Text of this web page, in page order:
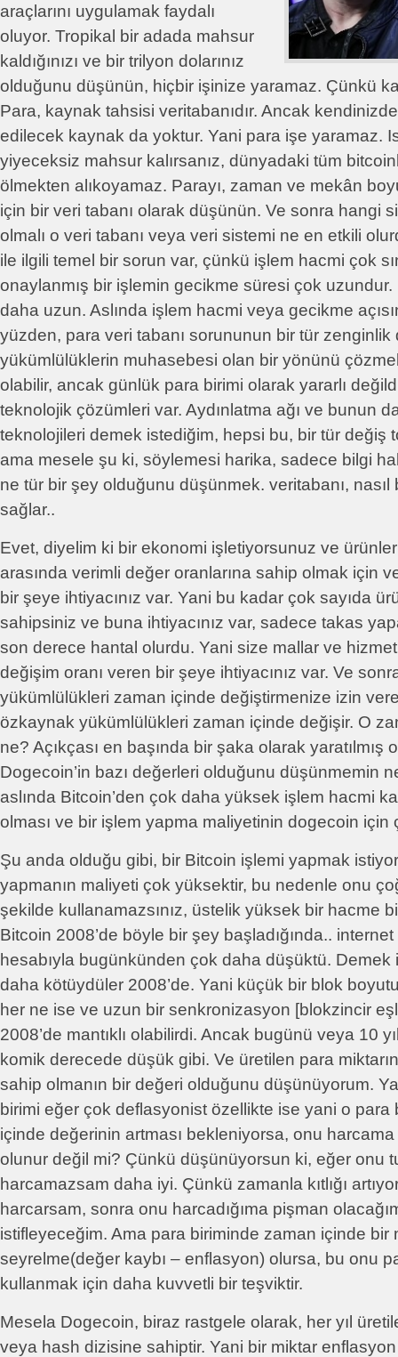
araçlarını uygulamak faydalı
oluyor. Tropikal bir adada mahsur
kaldığınızı ve bir trilyon dolarınız
olduğunu düşünün, hiçbir işinize yaramaz. Çünkü
Para, kaynak tahsisi veritabanıdır. Ancak
edilecek kaynak da yoktur. Yani para işe yaramaz.
yiyeceksiz mahsur kalırsanız, dünyadaki tüm
ölmekten alıkoyamaz. Parayı, zaman ve mekân
için bir veri tabanı olarak düşünün. Ve sonra hangi
olmalı o veri tabanı veya veri sistemi ne en etkili
ile ilgili temel bir sorun var, çünkü işlem hacmi çok
onaylanmış bir işlemin gecikme süresi çok
daha uzun. Aslında işlem hacmi veya gecikme
yüzden, para veri tabanı sorununun bir tür
yükümlülüklerin muhasebesi olan bir yönünü
olabilir, ancak günlük para birimi olarak yararlı
teknolojik çözümleri var. Aydınlatma ağı ve bunun
teknolojileri demek istediğim, hepsi bu, bir tür değiş
ama mesele şu ki, söylemesi harika, sadece bilgi
ne tür bir şey olduğunu düşünmek. veritabanı, nasıl
sağlar..
Evet, diyelim ki bir ekonomi işletiyorsunuz ve
arasında verimli değer oranlarına sahip olmak için
bir şeye ihtiyacınız var. Yani bu kadar çok sayıda
sahipsiniz ve buna ihtiyacınız var, sadece takas
son derece hantal olurdu. Yani size mallar ve
değişim oranı veren bir şeye ihtiyacınız var. Ve
yükümlülükleri zaman içinde değiştirmenize izin
özkaynak yükümlülükleri zaman içinde değişir. O
ne? Açıkçası en başında bir şaka olarak yaratılmış
Dogecoin’in bazı değerleri olduğunu düşünmemin
aslında Bitcoin’den çok daha yüksek işlem hacmi
olması ve bir işlem yapma maliyetinin dogecoin için
Şu anda olduğu gibi, bir Bitcoin işlemi yapmak
yapmanın maliyeti çok yüksektir, bu nedenle onu
şekilde kullanamazsınız, üstelik yüksek bir hacme
Bitcoin 2008’de böyle bir şey başladığında.. internet
hesabıyla bugünkünden çok daha düşüktü. Demek
daha kötüydüler 2008’de. Yani küçük bir blok
her ne ise ve uzun bir senkronizasyon [blokzincir
2008’de mantıklı olabilirdi. Ancak bugünü veya 10
komik derecede düşük gibi. Ve üretilen para
sahip olmanın bir değeri olduğunu düşünüyorum.
birimi eğer çok deflasyonist özellikte ise yani o para
içinde değerinin artması bekleniyorsa, onu
olunur değil mi? Çünkü düşünüyorsun ki, eğer onu
harcamazsam daha iyi. Çünkü zamanla kıtlığı
harcarsam, sonra onu harcadığıma pişman
istifleyeceğim. Ama para biriminde zaman içinde bir
seyrelme(değer kaybı – enflasyon) olursa, bu onu
kullanmak için daha kuvvetli bir teşviktir.
Mesela Dogecoin, biraz rastgele olarak, her yıl
veya hash dizisine sahiptir. Yani bir miktar